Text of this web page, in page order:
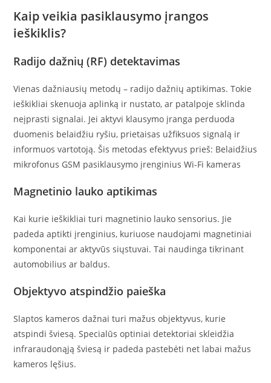
Kaip veikia pasiklausymo įrangos
ieškiklis?
Radijo dažnių (RF) detektavimas
Vienas dažniausių metodų – radijo dažnių aptikimas. Tokie
ieškikliai skenuoja aplinką ir nustato, ar patalpoje sklinda
neįprasti signalai. Jei aktyvi klausymo įranga perduoda
duomenis belaidžiu ryšiu, prietaisas užfiksuos signalą ir
informuos vartotoją. Šis metodas efektyvus prieš: Belaidžius
mikrofonus GSM pasiklausymo įrenginius Wi-Fi kameras
Magnetinio lauko aptikimas
Kai kurie ieškikliai turi magnetinio lauko sensorius. Jie
padeda aptikti įrenginius, kuriuose naudojami magnetiniai
komponentai ar aktyvūs siųstuvai. Tai naudinga tikrinant
automobilius ar baldus.
Objektyvo atspindžio paieška
Slaptos kameros dažnai turi mažus objektyvus, kurie
atspindi šviesą. Specialūs optiniai detektoriai skleidžia
infraraudonąją šviesą ir padeda pastebėti net labai mažus
kameros lęšius.